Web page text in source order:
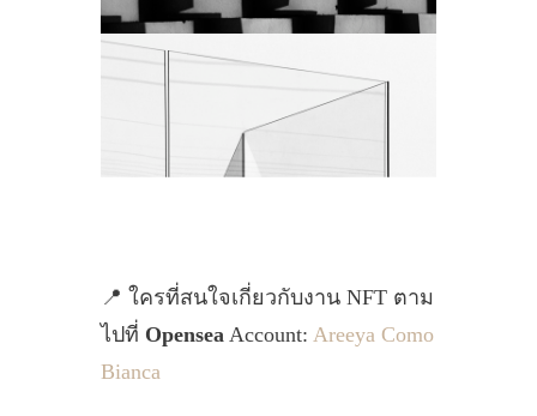
📍 ใครที่สนใจเกี่ยวกับงาน NFT ตาม
ไปที่ Opensea Account: Areeya Como
Bianca